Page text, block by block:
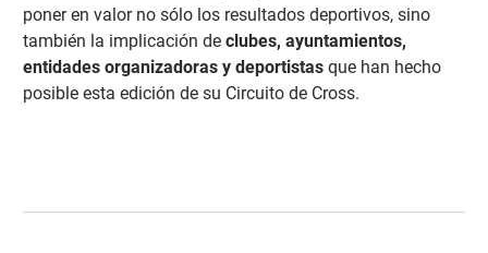
poner en valor no sólo los resultados deportivos, sino
también la implicación de clubes, ayuntamientos,
entidades organizadoras y deportistas que han hecho
posible esta edición de su Circuito de Cross.